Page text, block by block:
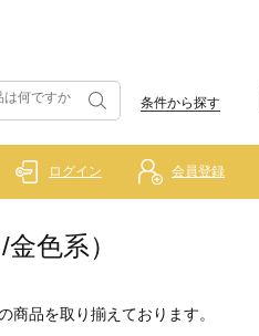
条件から探す
ログイン 会員登録
色系）
商品を取り揃えております。